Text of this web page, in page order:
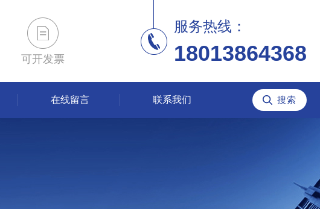
可开发票
服务热线：
18013864368
在线留言 联系我们